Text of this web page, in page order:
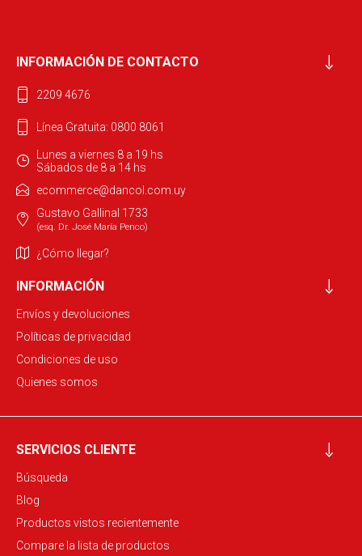
INFORMACIÓN DE CONTACTO
2209 4676
Línea Gratuita: 0800 8061
Lunes a viernes 8 a 19 hs
Sábados de 8 a 14 hs
ecommerce@dancol.com.uy
Gustavo Gallinal 1733
(esq. Dr. José María Penco)
¿Cómo llegar?
INFORMACIÓN
Envíos y devoluciones
Políticas de privacidad
Condiciones de uso
Quienes somos
SERVICIOS CLIENTE
Búsqueda
Blog
Productos vistos recientemente
Compare la lista de productos